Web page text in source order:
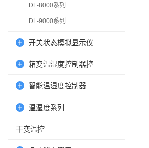
DL-8000系列
DL-9000系列
开关状态模拟显示仪
箱变温湿度控制器控
智能温湿度控制器
温湿度系列
干变温控